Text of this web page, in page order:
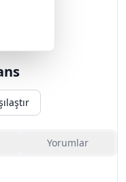
Yorumlar